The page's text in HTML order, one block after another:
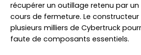
récupérer un outillage retenu par un
cours de fermeture. Le
plusieurs milliers de Cybertruck
faute de composants essentiels.